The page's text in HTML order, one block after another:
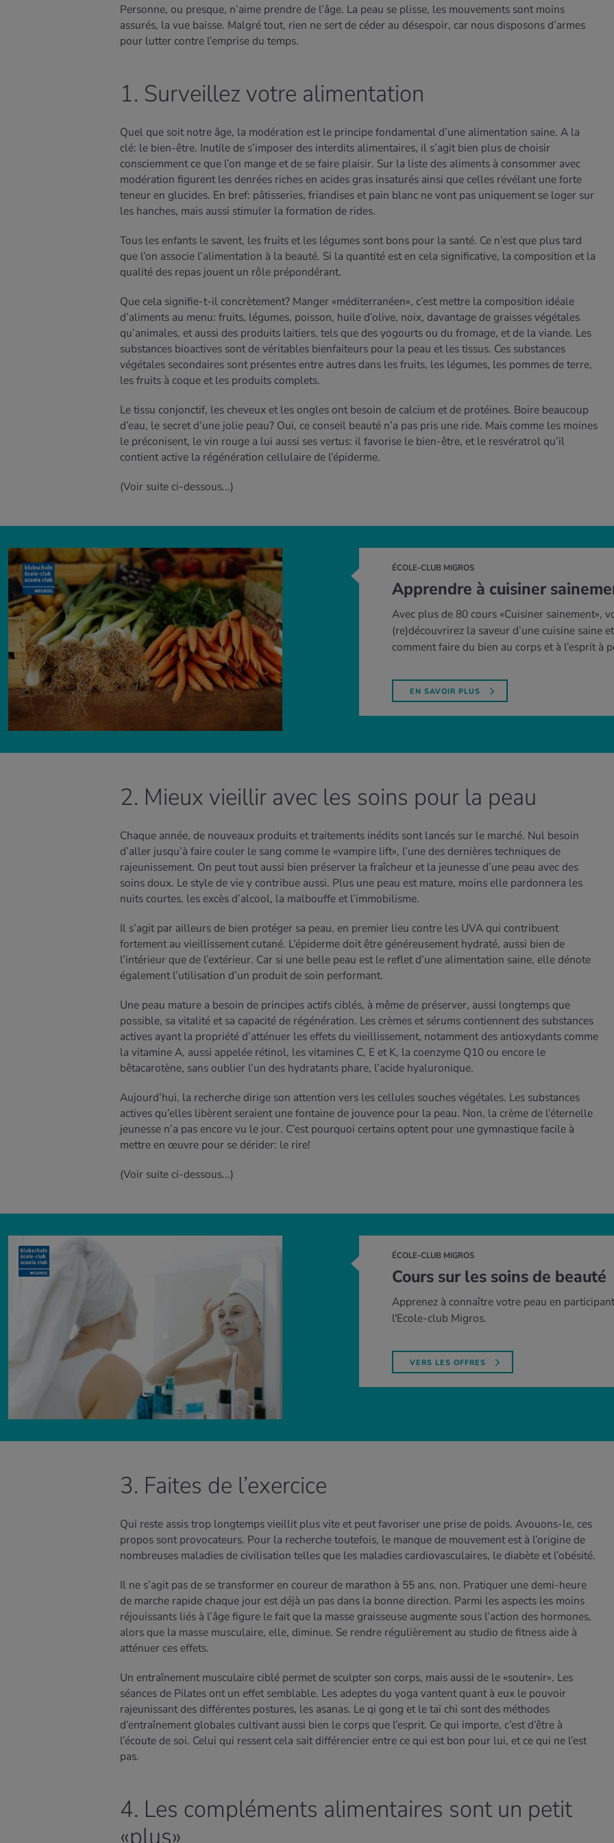
Personne, ou presque, n’aime prendre de l’âge. La peau se plisse, les mouvements sont moins
assurés, la vue baisse. Malgré tout, rien ne sert de céder au désespoir, car nous disposons d’armes
pour lutter contre l’emprise du temps.
1. Surveillez votre alimentation
Quel que soit notre âge, la modération est le principe fondamental d’une alimentation saine. A la
clé: le bien-être. Inutile de s’imposer des interdits alimentaires, il s’agit bien plus de choisir
consciemment ce que l’on mange et de se faire plaisir. Sur la liste des aliments à consommer avec
modération figurent les denrées riches en acides gras insaturés ainsi que celles révélant une forte
teneur en glucides. En bref: pâtisseries, friandises et pain blanc ne vont pas uniquement se loger sur
les hanches, mais aussi stimuler la formation de rides.
Tous les enfants le savent, les fruits et les légumes sont bons pour la santé. Ce n’est que plus tard
que l’on associe l’alimentation à la beauté. Si la quantité est en cela significative, la composition et la
qualité des repas jouent un rôle prépondérant.
Que cela signifie-t-il concrètement? Manger «méditerranéen», c’est mettre la composition idéale
d’aliments au menu: fruits, légumes, poisson, huile d’olive, noix, davantage de graisses végétales
qu’animales, et aussi des produits laitiers, tels que des yogourts ou du fromage, et de la viande. Les
substances bioactives sont de véritables bienfaiteurs pour la peau et les tissus. Ces substances
végétales secondaires sont présentes entre autres dans les fruits, les légumes, les pommes de terre,
les fruits à coque et les produits complets.
Le tissu conjonctif, les cheveux et les ongles ont besoin de calcium et de protéines. Boire beaucoup
d’eau, le secret d’une jolie peau? Oui, ce conseil beauté n’a pas pris une ride. Mais comme les moines
le préconisent, le vin rouge a lui aussi ses vertus: il favorise le bien-être, et le resvératrol qu’il
contient active la régénération cellulaire de l’épiderme.
(Voir suite ci-dessous...)
ÉCOLE-CLUB MIGROS
Apprendre à cuisiner
Avec plus de 80 cours «Cuisiner sainement»,
(re)découvrirez la saveur d’une cuisine saine
comment faire du bien au corps et à l’esprit à
EN SAVOIR PLUS
2. Mieux vieillir avec les soins pour la peau
Chaque année, de nouveaux produits et traitements inédits sont lancés sur le marché. Nul besoin
d’aller jusqu’à faire couler le sang comme le «vampire lift», l’une des dernières techniques de
rajeunissement. On peut tout aussi bien préserver la fraîcheur et la jeunesse d’une peau avec des
soins doux. Le style de vie y contribue aussi. Plus une peau est mature, moins elle pardonnera les
nuits courtes, les excès d’alcool, la malbouffe et l’immobilisme.
Il s’agit par ailleurs de bien protéger sa peau, en premier lieu contre les UVA qui contribuent
fortement au vieillissement cutané. L’épiderme doit être généreusement hydraté, aussi bien de
l’intérieur que de l’extérieur. Car si une belle peau est le reflet d’une alimentation saine, elle dénote
également l’utilisation d’un produit de soin performant.
Une peau mature a besoin de principes actifs ciblés, à même de préserver, aussi longtemps que
possible, sa vitalité et sa capacité de régénération. Les crèmes et sérums contiennent des substances
actives ayant la propriété d’atténuer les effets du vieillissement, notamment des antioxydants comme
la vitamine A, aussi appelée rétinol, les vitamines C, E et K, la coenzyme Q10 ou encore le
bêtacarotène, sans oublier l’un des hydratants phare, l’acide hyaluronique.
Aujourd’hui, la recherche dirige son attention vers les cellules souches végétales. Les substances
actives qu’elles libèrent seraient une fontaine de jouvence pour la peau. Non, la crème de l’éternelle
jeunesse n’a pas encore vu le jour. C’est pourquoi certains optent pour une gymnastique facile à
mettre en œuvre pour se dérider: le rire!
(Voir suite ci-dessous...)
ÉCOLE-CLUB MIGROS
Cours sur les soins de beauté
Apprenez à connaître votre peau en
l'Ecole-club Migros.
VERS LES OFFRES
3. Faites de l’exercice
Qui reste assis trop longtemps vieillit plus vite et peut favoriser une prise de poids. Avouons-le, ces
propos sont provocateurs. Pour la recherche toutefois, le manque de mouvement est à l’origine de
nombreuses maladies de civilisation telles que les maladies cardiovasculaires, le diabète et l’obésité.
Il ne s’agit pas de se transformer en coureur de marathon à 55 ans, non. Pratiquer une demi-heure
de marche rapide chaque jour est déjà un pas dans la bonne direction. Parmi les aspects les moins
réjouissants liés à l’âge figure le fait que la masse graisseuse augmente sous l’action des hormones,
alors que la masse musculaire, elle, diminue. Se rendre régulièrement au studio de fitness aide à
atténuer ces effets.
Un entraînement musculaire ciblé permet de sculpter son corps, mais aussi de le «soutenir». Les
séances de Pilates ont un effet semblable. Les adeptes du yoga vantent quant à eux le pouvoir
rajeunissant des différentes postures, les asanas. Le qi gong et le taï chi sont des méthodes
d’entraînement globales cultivant aussi bien le corps que l’esprit. Ce qui importe, c’est d’être à
l’écoute de soi. Celui qui ressent cela sait différencier entre ce qui est bon pour lui, et ce qui ne l’est
pas.
4. Les compléments alimentaires sont un petit
«plus»